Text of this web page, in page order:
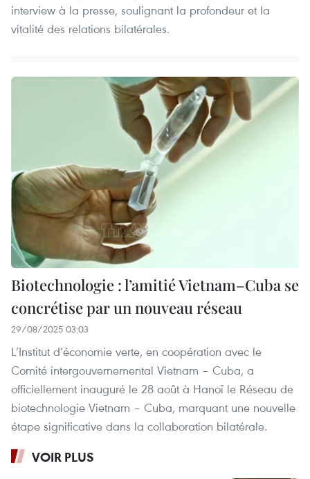
interview à la presse, soulignant la profondeur et la
vitalité des relations bilatérales.
Biotechnologie : l’amitié Vietnam–Cuba se
concrétise par un nouveau réseau
29/08/2025 03:03
L’Institut d’économie verte, en coopération avec le
Comité intergouvernemental Vietnam – Cuba, a
officiellement inauguré le 28 août à Hanoï le Réseau de
biotechnologie Vietnam – Cuba, marquant une nouvelle
étape significative dans la collaboration bilatérale.
VOIR PLUS